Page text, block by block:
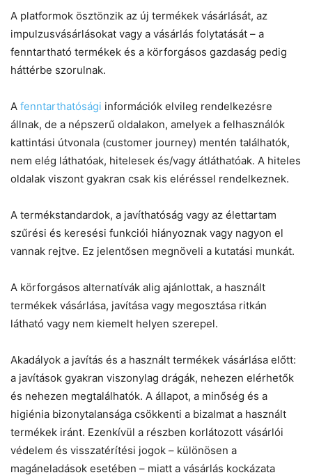
A platformok ösztönzik az új termékek vásárlását, az
impulzusvásárlásokat vagy a vásárlás folytatását – a
fenntartható termékek és a körforgásos gazdaság pedig
háttérbe szorulnak.
A fenntarthatósági információk elvileg rendelkezésre
állnak, de a népszerű oldalakon, amelyek a felhasználók
kattintási útvonala (customer journey) mentén találhatók,
nem elég láthatóak, hitelesek és/vagy átláthatóak. A hiteles
oldalak viszont gyakran csak kis eléréssel rendelkeznek.
A termékstandardok, a javíthatóság vagy az élettartam
szűrési és keresési funkciói hiányoznak vagy nagyon el
vannak rejtve. Ez jelentősen megnöveli a kutatási munkát.
A körforgásos alternatívák alig ajánlottak, a használt
termékek vásárlása, javítása vagy megosztása ritkán
látható vagy nem kiemelt helyen szerepel.
Akadályok a javítás és a használt termékek vásárlása előtt:
a javítások gyakran viszonylag drágák, nehezen elérhetők
és nehezen megtalálhatók. A állapot, a minőség és a
higiénia bizonytalansága csökkenti a bizalmat a használt
termékek iránt. Ezenkívül a részben korlátozott vásárlói
védelem és visszatérítési jogok – különösen a
magáneladások esetében – miatt a vásárlás kockázata